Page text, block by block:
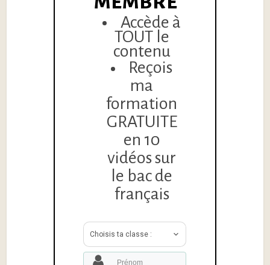
Accède à
TOUT le
contenu
Reçois
ma
formation
GRATUITE
en 10
vidéos sur
le bac de
français
Choisis ta classe :